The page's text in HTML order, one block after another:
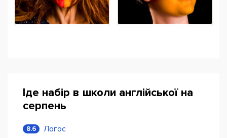
Іде набір в школи англійської на
серпень
8.6 Логос